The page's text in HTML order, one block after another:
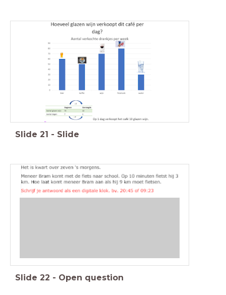
Slide 21 - Slide
Slide 22 - Open question